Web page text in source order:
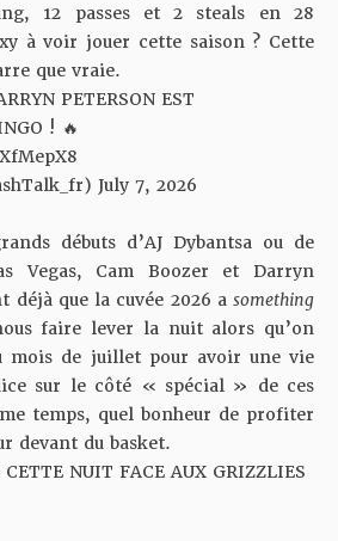
12 passes et 2 steals en 28
à voir jouer cette saison ? Cette
que vraie.
PETERSON EST
! 🔥
July 7, 2026
débuts d’AJ Dybantsa ou de
Vegas, Cam Boozer et Darryn
déjà que la cuvée 2026 a something
faire lever la nuit alors qu’on
mois de juillet pour avoir une vie
sur le côté « spécial » de ces
temps, quel bonheur de profiter
devant du basket.
CETTE NUIT FACE AUX GRIZZLIES